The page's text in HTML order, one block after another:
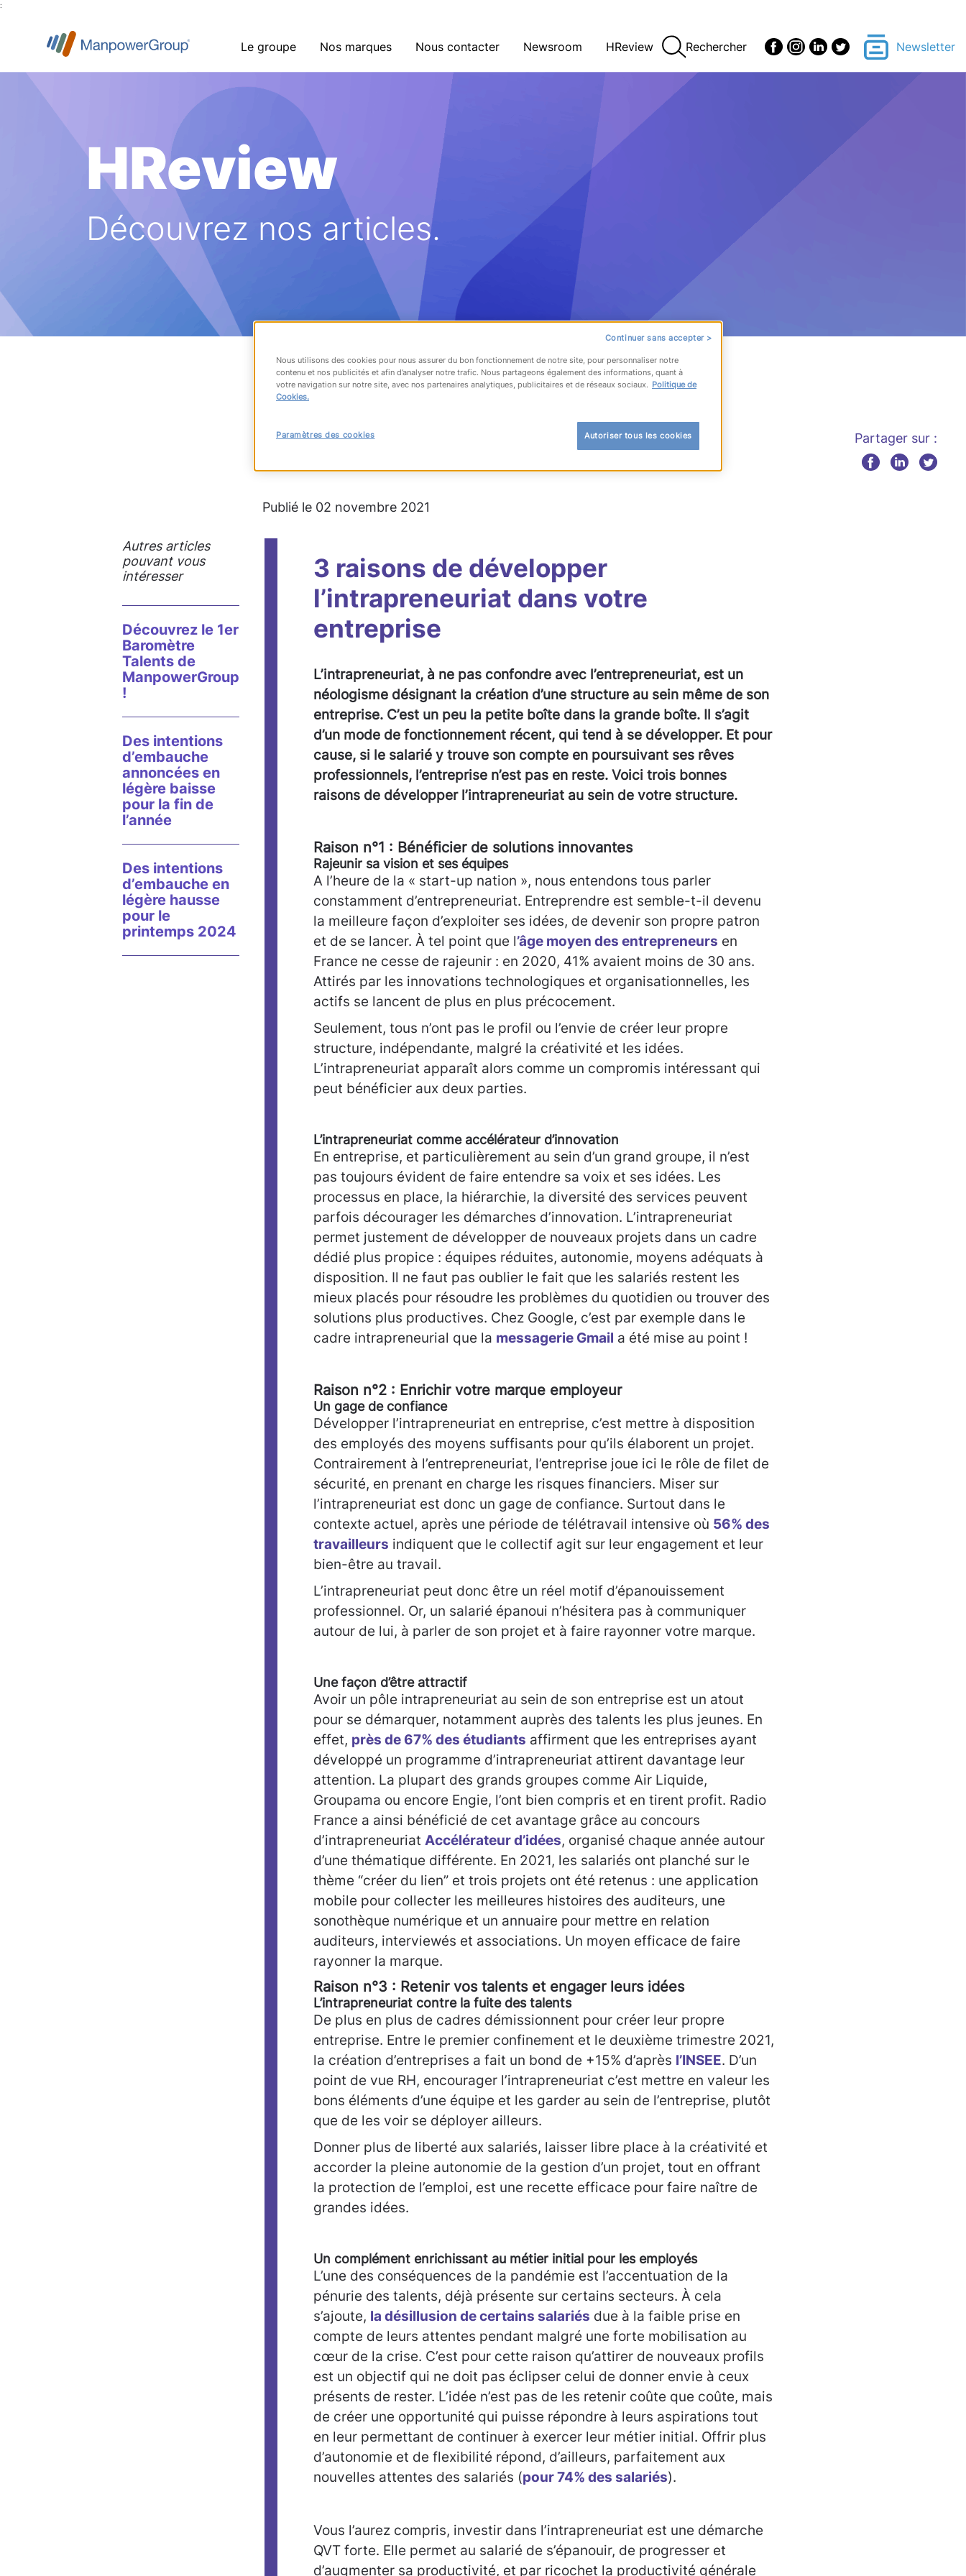
:
Le groupe Nos marques Nous contacter Newsroom HReview Rechercher Newsletter
HReview
Découvrez nos articles.
RETOUR À LA LISTE
Partager sur :
Publié le 02 novembre 2021
Autres articles
pouvant vous
intéresser
Découvrez le 1er
Baromètre
Talents de
ManpowerGroup
!
Des intentions
d’embauche
annoncées en
légère baisse
pour la fin de
l’année
Des intentions
d’embauche en
légère hausse
pour le
printemps 2024
3 raisons de développer
l’intrapreneuriat dans votre
entreprise
L’intrapreneuriat, à ne pas confondre avec l’entrepreneuriat, est un
néologisme désignant la création d’une structure au sein même de son
entreprise. C’est un peu la petite boîte dans la grande boîte. Il s’agit
d’un mode de fonctionnement récent, qui tend à se développer. Et pour
cause, si le salarié y trouve son compte en poursuivant ses rêves
professionnels, l’entreprise n’est pas en reste. Voici trois bonnes
raisons de développer l’intrapreneuriat au sein de votre structure.
Raison n°1 : Bénéficier de solutions innovantes
Rajeunir sa vision et ses équipes
A l’heure de la « start-up nation », nous entendons tous parler
constamment d’entrepreneuriat. Entreprendre est semble-t-il devenu
la meilleure façon d’exploiter ses idées, de devenir son propre patron
et de se lancer. À tel point que l’âge moyen des entrepreneurs en
France ne cesse de rajeunir : en 2020, 41% avaient moins de 30 ans.
Attirés par les innovations technologiques et organisationnelles, les
actifs se lancent de plus en plus précocement.
Seulement, tous n’ont pas le profil ou l’envie de créer leur propre
structure, indépendante, malgré la créativité et les idées.
L’intrapreneuriat apparaît alors comme un compromis intéressant qui
peut bénéficier aux deux parties.
L’intrapreneuriat comme accélérateur d’innovation
En entreprise, et particulièrement au sein d’un grand groupe, il n’est
pas toujours évident de faire entendre sa voix et ses idées. Les
processus en place, la hiérarchie, la diversité des services peuvent
parfois décourager les démarches d’innovation. L’intrapreneuriat
permet justement de développer de nouveaux projets dans un cadre
dédié plus propice : équipes réduites, autonomie, moyens adéquats à
disposition. Il ne faut pas oublier le fait que les salariés restent les
mieux placés pour résoudre les problèmes du quotidien ou trouver des
solutions plus productives. Chez Google, c’est par exemple dans le
cadre intrapreneurial que la messagerie Gmail a été mise au point !
Raison n°2 : Enrichir votre marque employeur
Un gage de confiance
Développer l’intrapreneuriat en entreprise, c’est mettre à disposition
des employés des moyens suffisants pour qu’ils élaborent un projet.
Contrairement à l’entrepreneuriat, l’entreprise joue ici le rôle de filet de
sécurité, en prenant en charge les risques financiers. Miser sur
l’intrapreneuriat est donc un gage de confiance. Surtout dans le
contexte actuel, après une période de télétravail intensive où 56% des
travailleurs indiquent que le collectif agit sur leur engagement et leur
bien-être au travail.
L’intrapreneuriat peut donc être un réel motif d’épanouissement
professionnel. Or, un salarié épanoui n’hésitera pas à communiquer
autour de lui, à parler de son projet et à faire rayonner votre marque.
Une façon d’être attractif
Avoir un pôle intrapreneuriat au sein de son entreprise est un atout
pour se démarquer, notamment auprès des talents les plus jeunes. En
effet, près de 67% des étudiants affirment que les entreprises ayant
développé un programme d’intrapreneuriat attirent davantage leur
attention. La plupart des grands groupes comme Air Liquide,
Groupama ou encore Engie, l’ont bien compris et en tirent profit. Radio
France a ainsi bénéficié de cet avantage grâce au concours
d’intrapreneuriat Accélérateur d’idées, organisé chaque année autour
d’une thématique différente. En 2021, les salariés ont planché sur le
thème “créer du lien” et trois projets ont été retenus : une application
mobile pour collecter les meilleures histoires des auditeurs, une
sonothèque numérique et un annuaire pour mettre en relation
auditeurs, interviewés et associations. Un moyen efficace de faire
rayonner la marque.
Raison n°3 : Retenir vos talents et engager leurs idées
L’intrapreneuriat contre la fuite des talents
De plus en plus de cadres démissionnent pour créer leur propre
entreprise. Entre le premier confinement et le deuxième trimestre 2021,
la création d’entreprises a fait un bond de +15% d’après l’INSEE. D’un
point de vue RH, encourager l’intrapreneuriat c’est mettre en valeur les
bons éléments d’une équipe et les garder au sein de l’entreprise, plutôt
que de les voir se déployer ailleurs.
Donner plus de liberté aux salariés, laisser libre place à la créativité et
accorder la pleine autonomie de la gestion d’un projet, tout en offrant
la protection de l’emploi, est une recette efficace pour faire naître de
grandes idées.
Un complément enrichissant au métier initial pour les employés
L’une des conséquences de la pandémie est l’accentuation de la
pénurie des talents, déjà présente sur certains secteurs. À cela
s’ajoute, la désillusion de certains salariés due à la faible prise en
compte de leurs attentes pendant malgré une forte mobilisation au
cœur de la crise. C’est pour cette raison qu’attirer de nouveaux profils
est un objectif qui ne doit pas éclipser celui de donner envie à ceux
présents de rester. L’idée n’est pas de les retenir coûte que coûte, mais
de créer une opportunité qui puisse répondre à leurs aspirations tout
en leur permettant de continuer à exercer leur métier initial. Offrir plus
d’autonomie et de flexibilité répond, d’ailleurs, parfaitement aux
nouvelles attentes des salariés (pour 74% des salariés).
Vous l’aurez compris, investir dans l’intrapreneuriat est une démarche
QVT forte. Elle permet au salarié de s’épanouir, de progresser et
d’augmenter sa productivité, et par ricochet la productivité générale
Continuer sans accepter >
Nous utilisons des cookies pour nous assurer du bon fonctionnement de notre site, pour personnaliser notre
contenu et nos publicités et afin d’analyser notre trafic. Nous partageons également des informations, quant à
votre navigation sur notre site, avec nos partenaires analytiques, publicitaires et de réseaux sociaux. Politique de
Cookies.
Autoriser tous les cookies
Paramètres des cookies